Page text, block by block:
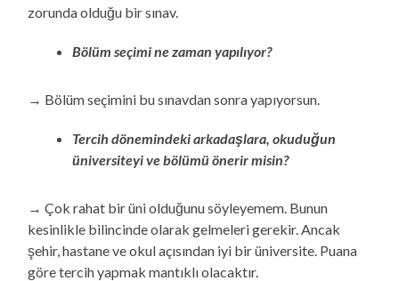
zorunda olduğu bir sınav.
Bölüm seçimi ne zaman yapılıyor?
→ Bölüm seçimini bu sınavdan sonra yapıyorsun.
Tercih dönemindeki arkadaşlara, okuduğun
üniversiteyi ve bölümü önerir misin?
→ Çok rahat bir üni olduğunu söyleyemem. Bunun
kesinlikle bilincinde olarak gelmeleri gerekir. Ancak
şehir, hastane ve okul açısından iyi bir üniversite. Puana
göre tercih yapmak mantıklı olacaktır.